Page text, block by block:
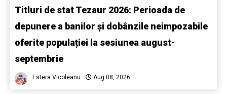
Titluri de stat Tezaur 2026: Perioada de
depunere a banilor și dobânzile neimpozabile
oferite populației la sesiunea august-
septembrie
Estera Vicoleanu Aug 08, 2026